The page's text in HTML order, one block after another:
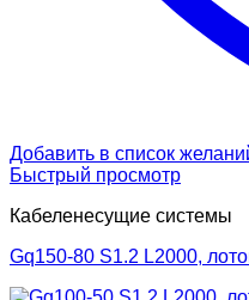
Добавить в список
Быстрый просмотр
Кабеленесущие системы
Gq150-80 S1.2 L2000,